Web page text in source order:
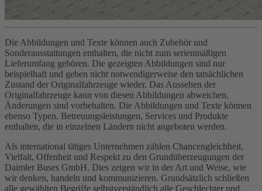
Die Abbildungen und Texte können auch Zubehör und
Sonderausstattungen enthalten, die nicht zum serienmäßigen
Lieferumfang gehören. Die gezeigten Abbildungen sind nur
beispielhaft und geben nicht notwendigerweise den tatsächlichen
Zustand der Originalfahrzeuge wieder. Das Aussehen der
Originalfahrzeuge kann von diesen Abbildungen abweichen.
Änderungen sind vorbehalten. Die Abbildungen und Texte können
ebenso Typen, Betreuungsleistungen, Services und Produkte
enthalten, die in einzelnen Ländern nicht angeboten werden.
Als international tätiges Unternehmen zählen Chancengleichheit,
Vielfalt, Offenheit und Respekt zu den Grundüberzeugungen der
Daimler Buses GmbH. Dies zeigen wir in der Art und Weise, wie
wir denken, handeln und kommunizieren. Grundsätzlich schließen
alle gewählten Begriffe selbstverständlich alle Geschlechter und